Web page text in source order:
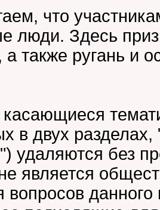
что
люди. Здесь
также ругань и
в двух
удаляются без
является
данного